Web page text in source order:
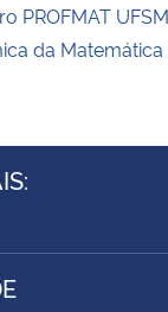
PROFMAT
da Matemática